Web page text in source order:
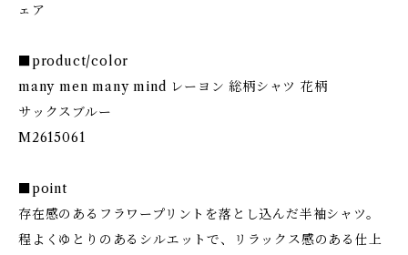
ェア
■product/color
many men many mind レーヨン 総柄シャツ 花柄
サックスブルー
M2615061
■point
存在感のあるフラワープリントを落とし込んだ半袖シャツ。
程よくゆとりのあるシルエットで、リラックス感のある仕上